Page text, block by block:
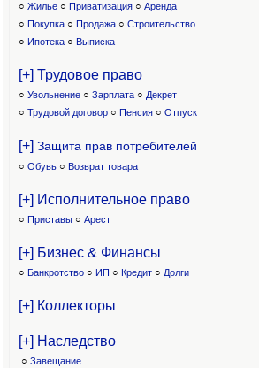
○ Жилье ○ Приватизация ○ Аренда
○ Покупка ○ Продажа ○ Строительство
○ Ипотека ○ Выписка
[+] Трудовое право
○ Увольнение ○ Зарплата ○ Декрет
○ Трудовой договор ○ Пенсия ○ Отпуск
[+] Защита прав потребителей
○ Обувь ○ Возврат товара
[+] Исполнительное право
○ Приставы ○ Арест
[+] Бизнес & Финансы
○ Банкротство ○ ИП ○ Кредит ○ Долги
[+] Коллекторы
[+] Наследство
○ Завещание